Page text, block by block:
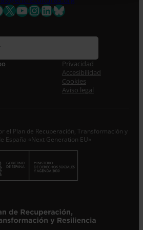
*
de Privacidad*
FE Y ALEGRÍA ESPAÑA
aportados en calidad de
con la finalidad de…Seguir
X YouTube
Instagram
LinkedIn
Bluesky
Privacidad
Accesibilidad
Cookies
Aviso legal
el Plan de Recuperación, Transformación y
España «Next Generation EU»